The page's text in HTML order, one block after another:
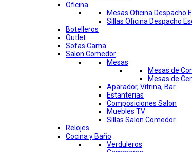
Oficina
Mesas Oficina Despacho
Sillas Oficina Despacho
Botelleros
Outlet
Sofas Cama
Salon Comedor
Mesas
Mesas de
Mesas de
Aparador, Vitrina, Bar
Estanterias
Composiciones Salon
Muebles TV
Sillas Salon Comedor
Relojes
Cocina y Baño
Verduleros